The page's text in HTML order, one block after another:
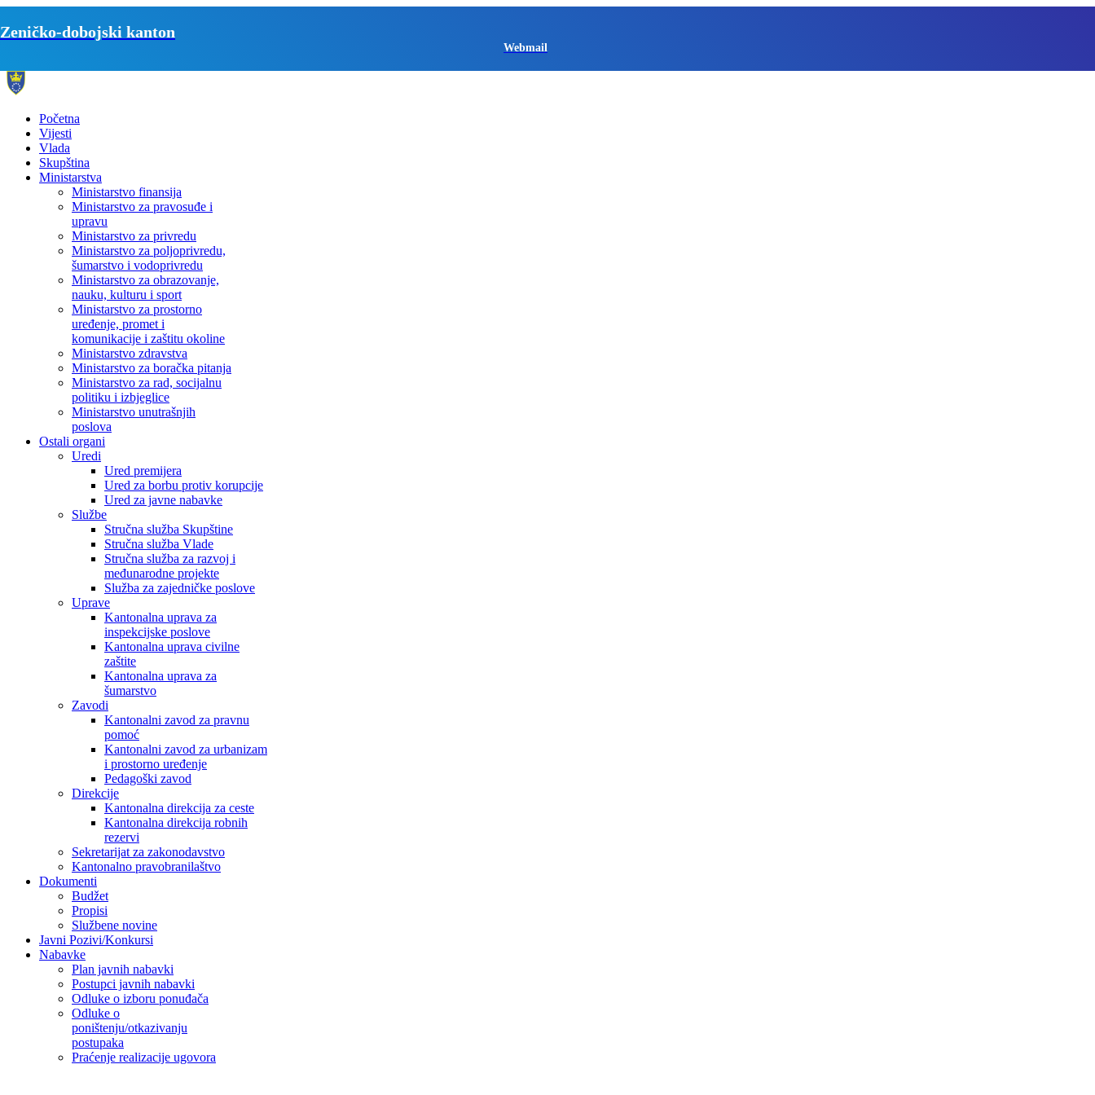
Zeničko-dobojski kanton
Webmail
Početna
Vijesti
Vlada
Skupština
Ministarstva
Ministarstvo finansija
Ministarstvo za pravosuđe i
upravu
Ministarstvo za privredu
Ministarstvo za poljoprivredu,
šumarstvo i vodoprivredu
Ministarstvo za obrazovanje,
nauku, kulturu i sport
Ministarstvo za prostorno
uređenje, promet i
komunikacije i zaštitu okoline
Ministarstvo zdravstva
Ministarstvo za boračka pitanja
Ministarstvo za rad, socijalnu
politiku i izbjeglice
Ministarstvo unutrašnjih
poslova
Ostali organi
Uredi
Ured premijera
Ured za borbu protiv korupcije
Ured za javne nabavke
Službe
Stručna služba Skupštine
Stručna služba Vlade
Stručna služba za razvoj i
međunarodne projekte
Služba za zajedničke poslove
Uprave
Kantonalna uprava za
inspekcijske poslove
Kantonalna uprava civilne
zaštite
Kantonalna uprava za
šumarstvo
Zavodi
Kantonalni zavod za pravnu
pomoć
Kantonalni zavod za urbanizam
i prostorno uređenje
Pedagoški zavod
Direkcije
Kantonalna direkcija za ceste
Kantonalna direkcija robnih
rezervi
Sekretarijat za zakonodavstvo
Kantonalno pravobranilaštvo
Dokumenti
Budžet
Propisi
Službene novine
Javni Pozivi/Konkursi
Nabavke
Plan javnih nabavki
Postupci javnih nabavki
Odluke o izboru ponuđača
Odluke o
poništenju/otkazivanju
postupaka
Praćenje realizacije ugovora